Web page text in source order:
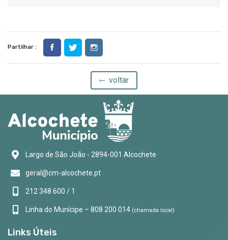
Partilhar :
voltar
Largo de São João - 2894-001 Alcochete
geral@cm-alcochete.pt
212 348 600 / 1
Linha do Munícipe – 808 200 014 (chamada local)
Links Úteis